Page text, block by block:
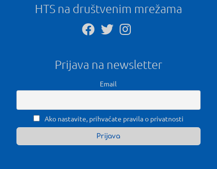
HTS na društvenim mrežama
Prijava na newsletter
Email
Ako nastavite, prihvaćate pravila o privatnosti